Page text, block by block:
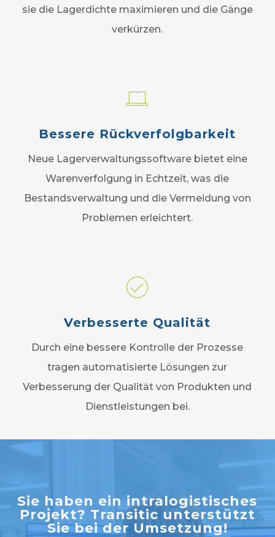
sie die Lagerdichte maximieren und die Gänge
verkürzen.
Bessere Rückverfolgbarkeit
Neue Lagerverwaltungssoftware bietet eine
Warenverfolgung in Echtzeit, was die
Bestandsverwaltung und die Vermeidung von
Problemen erleichtert.
Verbesserte Qualität
Durch eine bessere Kontrolle der Prozesse
tragen automatisierte Lösungen zur
Verbesserung der Qualität von Produkten und
Dienstleistungen bei.
Sie haben ein intralogistisches
Projekt? Transitic unterstützt
Sie bei der Umsetzung!